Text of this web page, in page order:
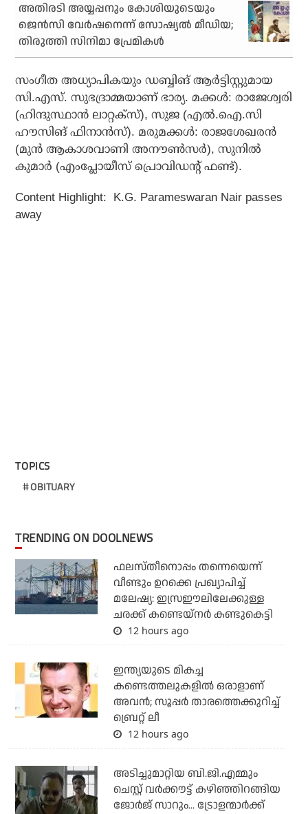
അതിരടി അയ്യപ്പനും കോശിയുടെയും
ജെന്‍സി വേര്‍ഷനെന്ന് സോഷ്യല്‍ മീഡിയ;
തിരുത്തി സിനിമാ പ്രേമികള്‍
സംഗീത അധ്യാപികയും ഡബ്ബിങ് ആര്‍ട്ടിസ്റ്റുമായ
സി.എസ്. സുഭദ്രാമ്മയാണ് ഭാര്യ. മക്കള്‍: രാജേശ്വരി
(ഹിന്ദുസ്ഥാന്‍ ലാറ്റക്‌സ്), സുജ (എല്‍.ഐ.സി
ഹൗസിങ് ഫിനാന്‍സ്). മരുമക്കള്‍: രാജശേഖരന്‍
(മുന്‍ ആകാശവാണി അനൗണ്‍സര്‍), സുനില്‍
കുമാര്‍ (എംപ്ലോയീസ് പ്രൊവിഡന്റ് ഫണ്ട്).
Content Highlight:
K.G. Parameswaran Nair passes
away
TOPICS
OBITUARY
TRENDING ON DOOLNEWS
ഫലസ്തീനൊപ്പം തന്നെയെന്ന്
വീണ്ടും ഉറക്കെ പ്രഖ്യാപിച്ച്
മലേഷ്യ: ഇസ്രഈലിലേക്കുള്ള
ചരക്ക് കണ്ടെയ്‌നര്‍ കണ്ടുകെട്ടി
12 hours ago
ഇന്ത്യയുടെ മികച്ച
കണ്ടെത്തലുകളില്‍ ഒരാളാണ്
അവന്‍; സൂപ്പര്‍ താരത്തെക്കുറിച്ച്
ബ്രെറ്റ് ലീ
12 hours ago
അടിച്ചുമാറ്റിയ ബി.ജി.എമ്മും
ചെസ്റ്റ് വര്‍ക്കൗട്ട് കഴിഞ്ഞിറങ്ങിയ
ജോര്‍ജ് സാറും... ട്രോളന്മാര്‍ക്ക്